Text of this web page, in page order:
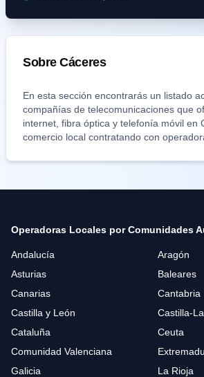
SobreCáceres
En esta sección encontrarás un listado
compañías de telecomunicaciones que
internet, fibra óptica y telefonía móvil en
comercio local contratando con
Operadoras Locales por Comunidades
Andalucía
Aragón
Asturias
Baleares
Canarias
Cantabria
Castilla y León
Castilla-
Cataluña
Ceuta
Comunidad Valenciana
Galicia
La Rioja